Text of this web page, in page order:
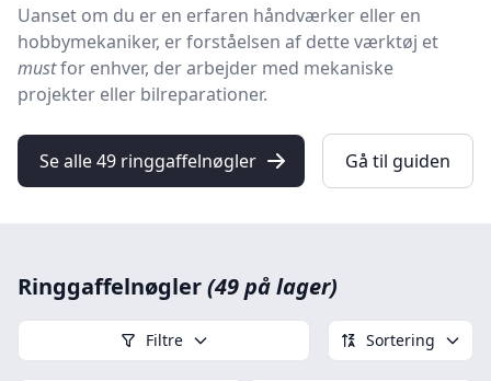
Uanset om du er en erfaren håndværker eller en
hobbymekaniker, er forståelsen af dette værktøj et
mustfor enhver, der arbejder med mekaniske
projekter eller bilreparationer.
Se alle 49 ringgaffelnøgler Gå til guiden
Ringgaffelnøgler(49 på lager)
Filtre Sortering